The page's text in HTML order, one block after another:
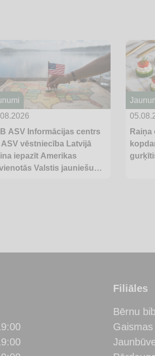
ASV Informācijas centrs
vēstniecība Latvijā
iepazīt Amerikas
Valstis jauniešu
Filiāles
Bērnu